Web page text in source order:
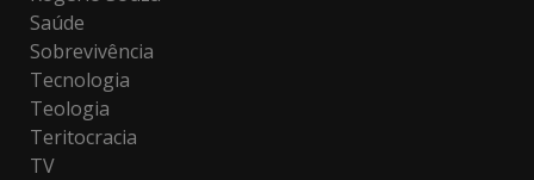
Saúde
Sobrevivência
Tecnologia
Teologia
Teritocracia
TV